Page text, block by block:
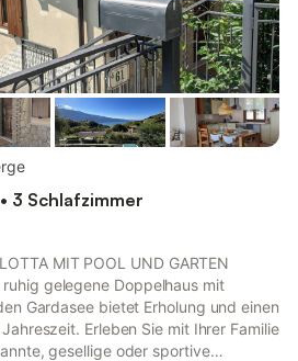
3 Schlafzimmer
MIT POOL UND GARTEN
gelegene Doppelhaus mit
Gardasee bietet Erholung und einen
Erleben Sie mit Ihrer Familie
gesellige oder sportive